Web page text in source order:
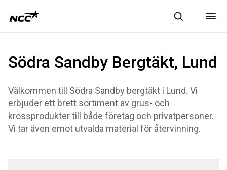
Södra Sandby Bergtäkt, Lund
Välkommen till Södra Sandby bergtäkt i Lund. Vi
erbjuder ett brett sortiment av grus- och
krossprodukter till både företag och privatpersoner.
Vi tar även emot utvalda material för återvinning.